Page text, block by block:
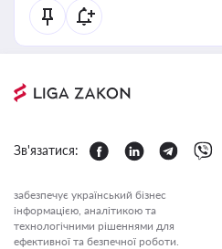
Зв'язатися:
забезпечує український бізнес
інформацією, аналітикою та
технологічними рішеннями для
ефективної та безпечної роботи.